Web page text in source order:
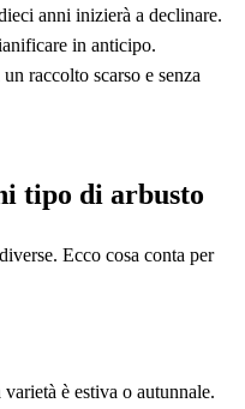
anni inizierà a declinare.
in anticipo.
raccolto scarso e senza
tipo di arbusto
Ecco cosa conta per
è estiva o autunnale.